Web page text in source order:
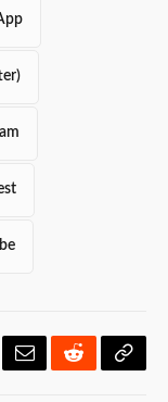
EmailRedditCopy